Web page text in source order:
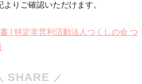
りご確認いただけます。
| 特定非営利活動法人つくしの会 つ
SHARE